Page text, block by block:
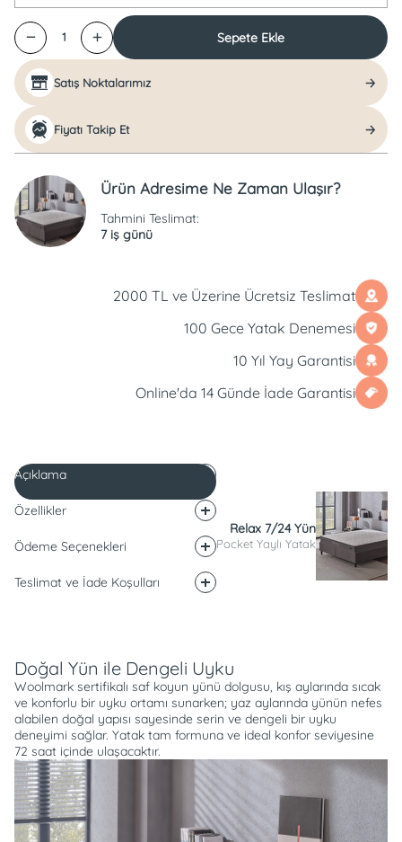
1 Sepete Ekle
Satış Noktalarımız
Fiyatı Takip Et
Ürün Adresime Ne Zaman Ulaşır?
Tahmini Teslimat:
7 iş günü
2000 TL ve Üzerine Ücretsiz Teslimat
100 Gece Yatak Denemesi
10 Yıl Yay Garantisi
Online'da 14 Günde İade Garantisi
Açıklama
Özellikler
Ödeme Seçenekleri
Teslimat ve İade Koşulları
Relax 7/24 Yün
Pocket Yaylı Yatak
Doğal Yün ile Dengeli Uyku
Woolmark sertifikalı saf koyun yünü dolgusu, kış aylarında sıcak
ve konforlu bir uyku ortamı sunarken; yaz aylarında yünün nefes
alabilen doğal yapısı sayesinde serin ve dengeli bir uyku
deneyimi sağlar. Yatak tam formuna ve ideal konfor seviyesine
72 saat içinde ulaşacaktır.